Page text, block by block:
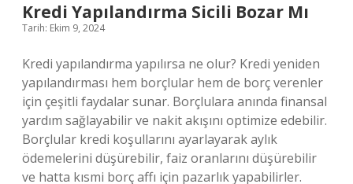
Kredi Yapılandırma Sicili Bozar Mı
Tarih: Ekim 9, 2024
Kredi yapılandırma yapılırsa ne olur? Kredi yeniden
yapılandırması hem borçlular hem de borç verenler
için çeşitli faydalar sunar. Borçlulara anında finansal
yardım sağlayabilir ve nakit akışını optimize edebilir.
Borçlular kredi koşullarını ayarlayarak aylık
ödemelerini düşürebilir, faiz oranlarını düşürebilir
ve hatta kısmi borç affı için pazarlık yapabilirler.